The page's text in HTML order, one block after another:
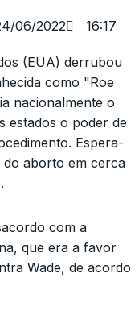
06/2022 16:17
(EUA) derrubou
como "Roe
nacionalmente o
estados o poder de
Espera-
do aborto em cerca
com a
que era a favor
Wade, de acordo